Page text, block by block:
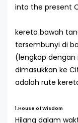
into the present
kereta bawah
tersembunyi di
(lengkap
dimasukkan ke
adalah rute
1.House of Wisdom
Hilang dalam